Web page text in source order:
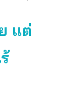
แต่